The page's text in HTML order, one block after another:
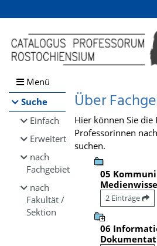
Browsen
direkt zum Inhalt
Menü
Suche
Einfach
Erweitert
nach
Fachgebiet
nach
Fakultät /
Sektion
Über
Hier können Sie die
Professorinnen
suchen.
05
2 Einträge
06